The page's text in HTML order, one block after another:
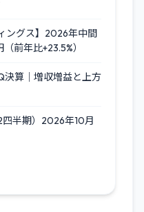
ングス】2026年中間
前年比+23.5%）
決算｜増収増益と上方
半期）2026年10月